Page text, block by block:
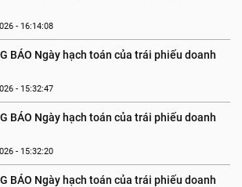
- 16:14:08
BÁO Ngày hạch toán của trái phiếu doanh
- 15:32:47
BÁO Ngày hạch toán của trái phiếu doanh
- 15:32:20
BÁO Ngày hạch toán của trái phiếu doanh